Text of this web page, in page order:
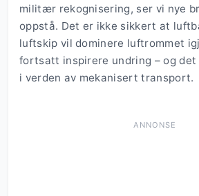
militær rekognisering, ser vi nye
oppstå. Det er ikke sikkert at
luftskip vil dominere luftrommet
fortsatt inspirere undring – og
i verden av mekanisert transport.
ANNONSE